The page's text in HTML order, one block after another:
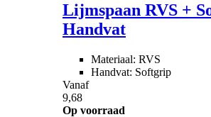
Lijmspaan RVS +
Handvat
Materiaal: RVS
Handvat: Softgrip
Vanaf
9,68
Op voorraad